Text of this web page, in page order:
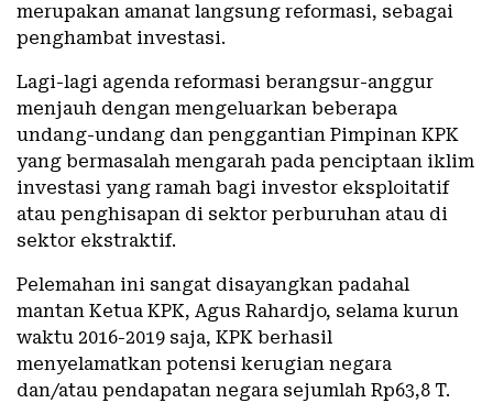
merupakan amanat langsung reformasi, sebagai
penghambat investasi.
Lagi-lagi agenda reformasi berangsur-anggur
menjauh dengan mengeluarkan beberapa
undang-undang dan penggantian Pimpinan KPK
yang bermasalah mengarah pada penciptaan iklim
investasi yang ramah bagi investor eksploitatif
atau penghisapan di sektor perburuhan atau di
sektor ekstraktif.
Pelemahan ini sangat disayangkan padahal
mantan Ketua KPK, Agus Rahardjo, selama kurun
waktu 2016-2019 saja, KPK berhasil
menyelamatkan potensi kerugian negara
dan/atau pendapatan negara sejumlah Rp63,8 T.